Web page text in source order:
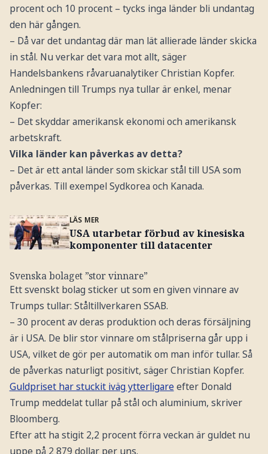
procent och 10 procent – tycks inga länder bli undantag
den här gången.
– Då var det undantag där man lät allierade länder skicka
in stål. Nu verkar det vara mot allt, säger
Handelsbankens råvaruanalytiker Christian Kopfer.
Anledningen till Trumps nya tullar är enkel, menar
Kopfer:
– Det skyddar amerikansk ekonomi och amerikansk
arbetskraft.
Vilka länder kan påverkas av detta?
– Det är ett antal länder som skickar stål till USA som
påverkas. Till exempel Sydkorea och Kanada.
LÄS MER
USA utarbetar förbud av kinesiska
komponenter till datacenter
Svenska bolaget ”stor vinnare”
Ett svenskt bolag sticker ut som en given vinnare av
Trumps tullar: Ståltillverkaren SSAB.
– 30 procent av deras produktion och deras försäljning
är i USA. De blir stor vinnare om stålpriserna går upp i
USA, vilket de gör per automatik om man inför tullar. Så
de påverkas naturligt positivt, säger Christian Kopfer.
Guldpriset har stuckit iväg ytterligareefter Donald
Trump meddelat tullar på stål och aluminium, skriver
Bloomberg.
Efter att ha stigit 2,2 procent förra veckan är guldet nu
uppe på 2 879 dollar per uns.